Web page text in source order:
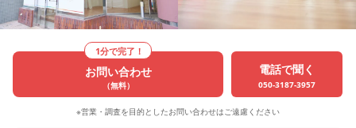
1分で完了！
お問い合わせ
（無料）
電話で聞く
050-3187-3957
※営業・調査を目的としたお問い合わせはご遠慮ください